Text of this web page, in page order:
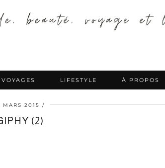
VOYAGES LIFESTYLE À PROPOS
MARS 2015
(2)